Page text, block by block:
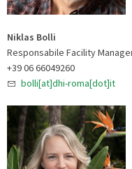
Niklas Bolli
Responsabile Facility
+39 06 66049260
bolli[at]dhi-roma[dot]it